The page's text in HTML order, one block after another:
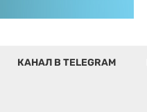
КАНАЛ В TELEGRAM